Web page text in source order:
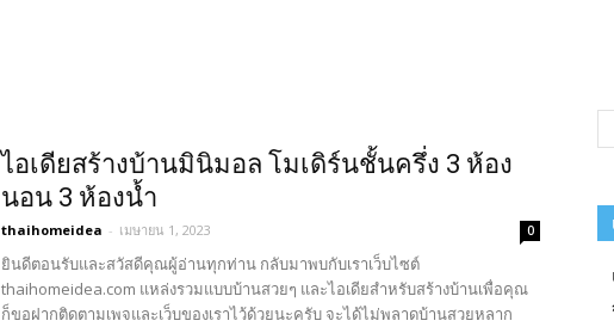
ไอเดียสร้างบ้านมินิมอล โมเดิร์นชั้นครึ่ง 3 ห้อง
นอน 3 ห้องน้ำ
thaihomeidea - เมษายน 1, 2023 0
ยินดีตอนรับและสวัสดีคุณผู้อ่านทุกท่าน กลับมาพบกับเราเว็บไซต์
thaihomeidea.com แหล่งรวมแบบบ้านสวยๆ และไอเดียสำหรับสร้างบ้านเพื่อคุณ
ก็ขอฝากติดตามเพจและเว็บของเราไว้ด้วยนะครับ จะได้ไม่พลาดบ้านสวยหลาก